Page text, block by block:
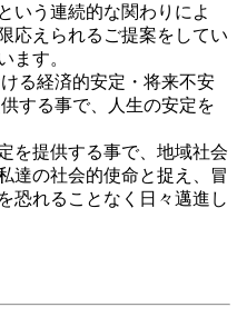
いう連続的な関わりによ
応えられるご提案をしてい
ます。
る経済的安定・将来不安
する事で、人生の安定を
を提供する事で、地域社会
達の社会的使命と捉え、冒
恐れることなく日々邁進し